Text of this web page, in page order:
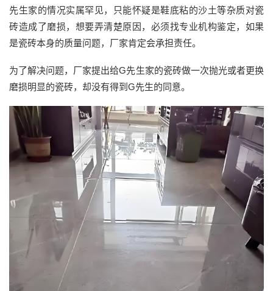
先生家的情况实属罕见，只能怀疑是鞋底粘的沙土等杂质对瓷
砖造成了磨损，想要弄清楚原因，必须找专业机构鉴定，如果
是瓷砖本身的质量问题，厂家肯定会承担责任。
为了解决问题，厂家提出给G先生家的瓷砖做一次抛光或者更换
磨损明显的瓷砖，却没有得到G先生的同意。